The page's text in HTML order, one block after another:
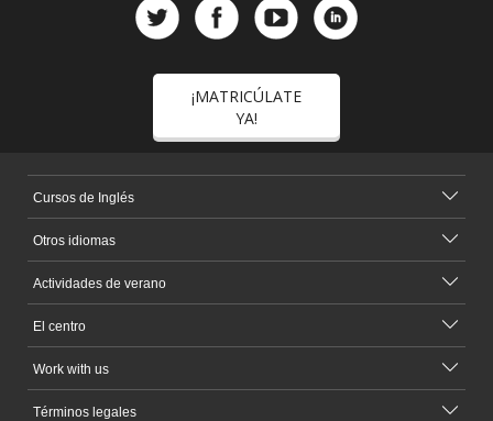
¡MATRICÚLATE
YA!
Cursos de Inglés
Otros idiomas
Actividades de verano
El centro
Work with us
Términos legales